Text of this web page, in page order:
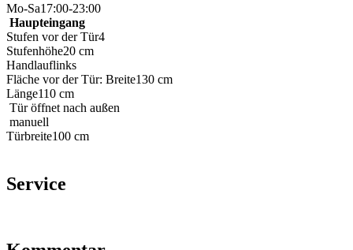
Mo-Sa17:00-23:00
Haupteingang
Stufen vor der Tür4
Stufenhöhe20 cm
Handlauflinks
Fläche vor der Tür: Breite130 cm
Länge110 cm
Tür öffnet nach außen
manuell
Türbreite100 cm
Service